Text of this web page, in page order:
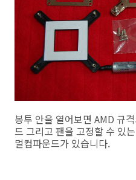
봉투 안을 열어보면 AMD 규
드 그리고 팬을 고정할 수 있
멀컴파운드가 있습니다.